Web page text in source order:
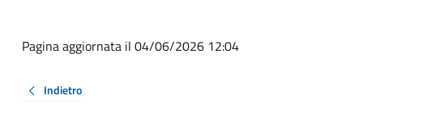
Pagina aggiornata il 04/06/2026 12:04
Indietro